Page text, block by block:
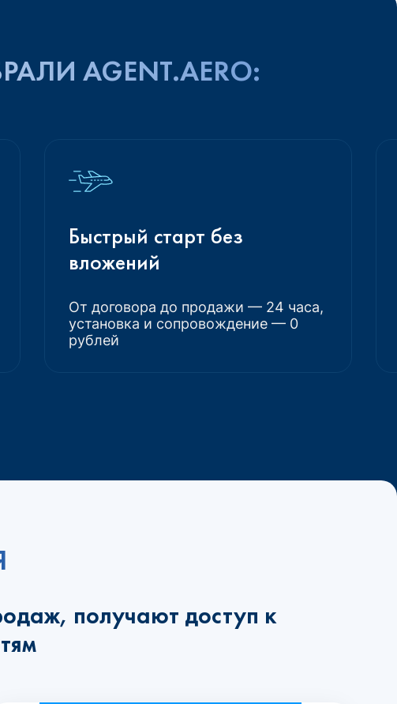
AGENT.AERO:
Быстрый старт без
вложений
От договора до продажи — 24 часа,
установка и сопровождение — 0
рублей
получают доступ к